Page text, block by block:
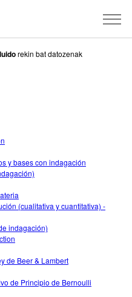
rekin bat datozenak
y bases con indagación
(cualitativa y cuantitativa) -
indagación)
de Beer & Lambert
de Principio de Bernoulli